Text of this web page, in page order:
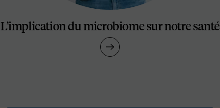
L’implication du microbiome sur notre santé